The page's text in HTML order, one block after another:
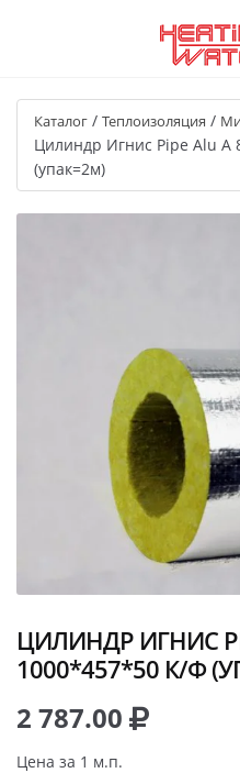
Каталог / Теплоизоляция /
Цилиндр Игнис Pipe Alu A
(упак=2м)
ЦИЛИНДР ИГНИС
1000*457*50 К/Ф
2 787.00
Цена за 1 м.п.